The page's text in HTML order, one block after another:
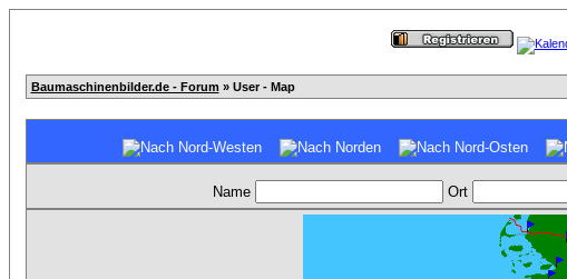
Baumaschinenbilder.de - Forum » User - Map
Name Ort